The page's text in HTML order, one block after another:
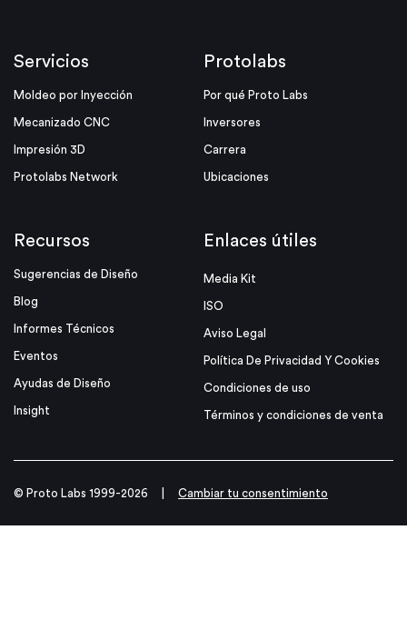
Servicios
Moldeo por Inyección
Mecanizado CNC
Impresión 3D
Protolabs Network
Protolabs
Por qué Proto Labs
Inversores
Carrera
Ubicaciones
Recursos
Sugerencias de Diseño
Blog
Informes Técnicos
Eventos
Ayudas de Diseño
Insight
Enlaces útiles
Media Kit
ISO
Aviso Legal
Política De Privacidad Y Cookies
Condiciones de uso
Términos y condiciones de venta
© Proto Labs 1999-2026 Cambiar tu consentimiento